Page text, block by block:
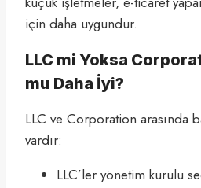
için daha uygundur.
LLC mi Yoksa
mu Daha İyi?
LLC ve Corporation arasında
vardır:
LLC’ler yönetim kurulu